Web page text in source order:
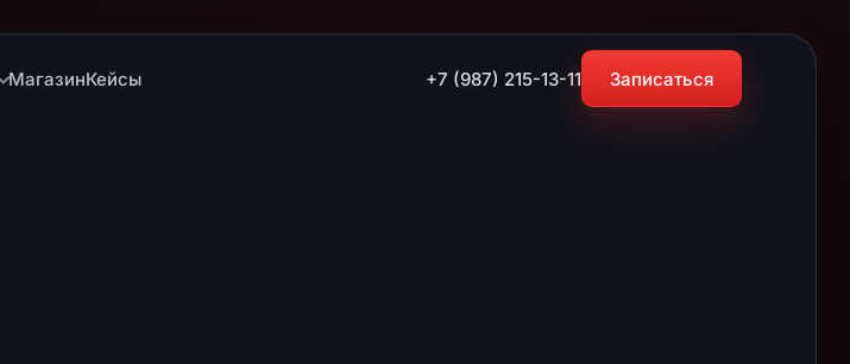
МагазинКейсы +7 (987) 215-13-11 Записаться